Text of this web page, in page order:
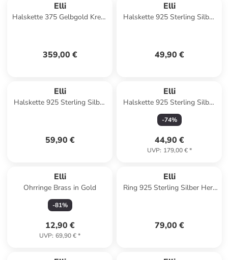
Elli
Halskette 375 Gelbgold Kreuz
359,00 €
Elli
Halskette 925 Sterling Silber
49,90 €
Elli
Halskette 925 Sterling Silber
59,90 €
Elli
Halskette 925 Sterling Silber
Ornament, Plättchen in Gold
-74%
44,90 €
UVP: 179,00 €*
Elli
Ohrringe Brass in Gold
-81%
12,90 €
UVP: 69,90 €*
Elli
Ring 925 Sterling Silber Herz
79,00 €